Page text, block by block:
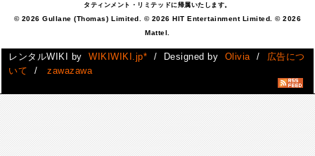
タティンメント・リミテッドに帰属いたします。
© 2026 Gullane (Thomas) Limited. © 2026 HIT Entertainment Limited. © 2026
Mattel.
レンタルWIKI by WIKIWIKI.jp* / Designed by Olivia /
広告につ
いて
/ zawazawa